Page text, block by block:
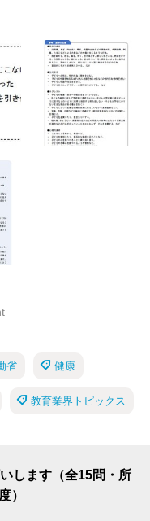
省 健康
教育業界トピックス
します（全15問・所
）